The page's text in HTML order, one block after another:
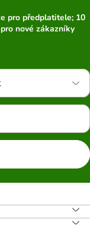
pro předplatitele; 10
nové zákazníky